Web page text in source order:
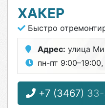
ХАКЕР
Быстро
Адрес: улица
пн-пт
+7 (3467)